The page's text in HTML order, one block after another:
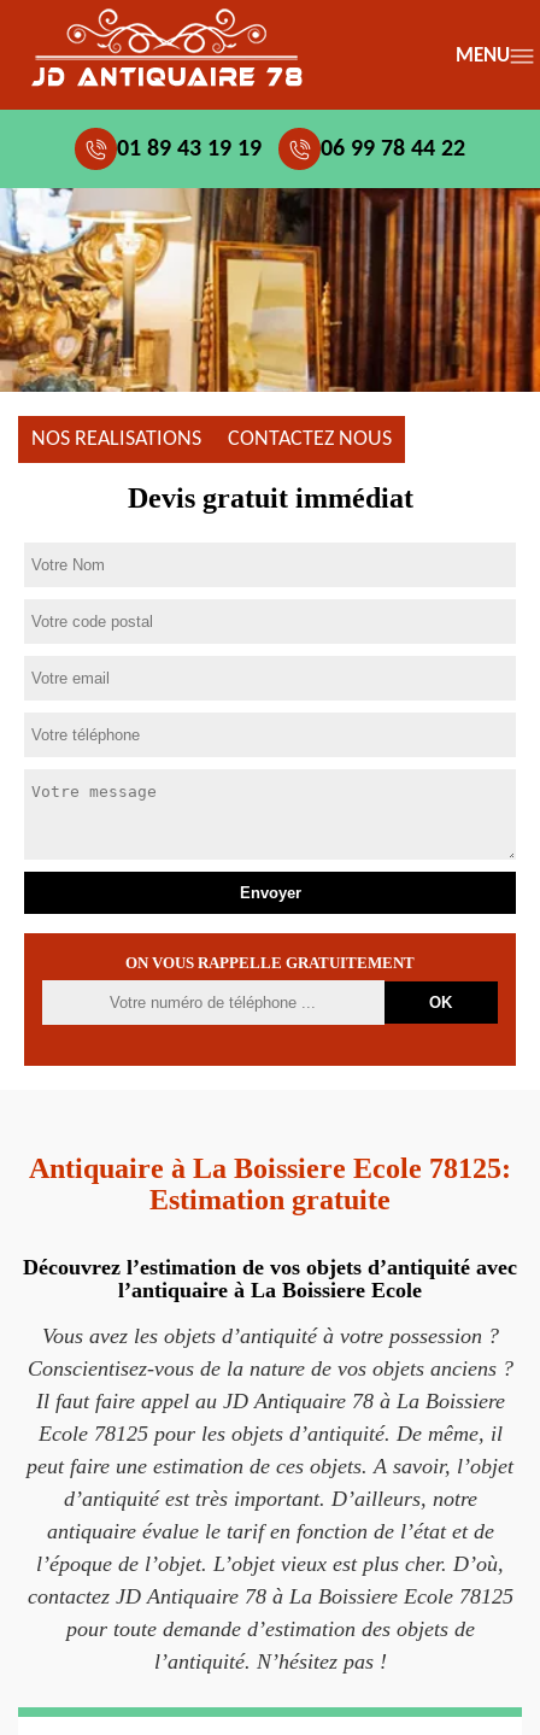
MENU
01 89 43 19 19 06 99 78 44 22
NOS REALISATIONS CONTACTEZ NOUS
Devis gratuit immédiat
ON VOUS RAPPELLE GRATUITEMENT
Antiquaire à La Boissiere Ecole 78125:
Estimation gratuite
Découvrez l’estimation de vos objets d’antiquité avec
l’antiquaire à La Boissiere Ecole
Vous avez les objets d’antiquité à votre possession ?
Conscientisez-vous de la nature de vos objets anciens ?
Il faut faire appel au JD Antiquaire 78 à La Boissiere
Ecole 78125 pour les objets d’antiquité. De même, il
peut faire une estimation de ces objets. A savoir, l’objet
d’antiquité est très important. D’ailleurs, notre
antiquaire évalue le tarif en fonction de l’état et de
l’époque de l’objet. L’objet vieux est plus cher. D’où,
contactez JD Antiquaire 78 à La Boissiere Ecole 78125
pour toute demande d’estimation des objets de
l’antiquité. N’hésitez pas !